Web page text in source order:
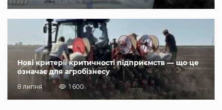
Нові критерії критичності підприємств — що це
означає для агробізнесу
8 липня 1 600